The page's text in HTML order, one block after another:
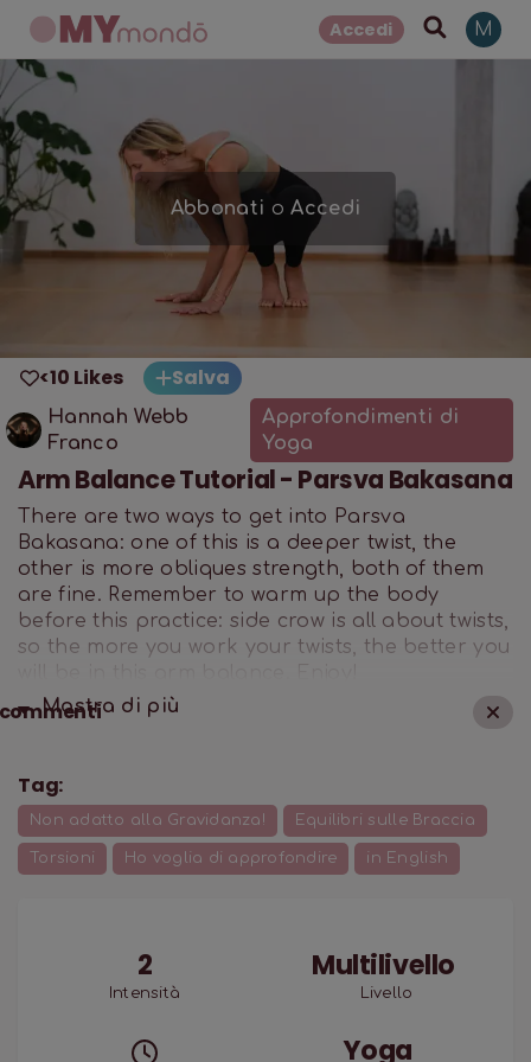
Accedi M
Abbonati oAccedi
<10 Likes Salva
Hannah Webb
Franco
Approfondimenti di
Yoga
Arm Balance Tutorial - Parsva Bakasana
There are two ways to get into Parsva
Bakasana: one of this is a deeper twist, the
other is more obliques strength, both of them
are fine. Remember to warm up the body
before this practice: side crow is all about twists,
so the more you work your twists, the better you
Mostra di più
Tag:
Non adatto alla Gravidanza! Equilibri sulle Braccia
Torsioni Ho voglia di approfondire in English
2
Intensità
Multilivello
Livello
Yoga